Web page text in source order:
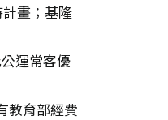
畫；基隆
運常客優
教育部經費